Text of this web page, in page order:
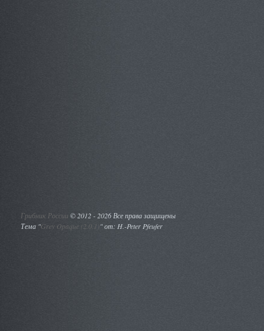
Грибник России ©2012 - 2026 Все права защищены
Тема "Grey Opaque (2.0.1)" от: H.-Peter Pfeufer